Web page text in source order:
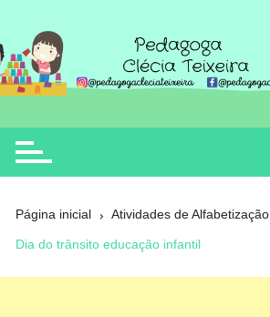
o
conteúdo
Clécia Teixeira
educação
Página inicial Atividades de Alfabetização
Dia do trânsito educação infantil